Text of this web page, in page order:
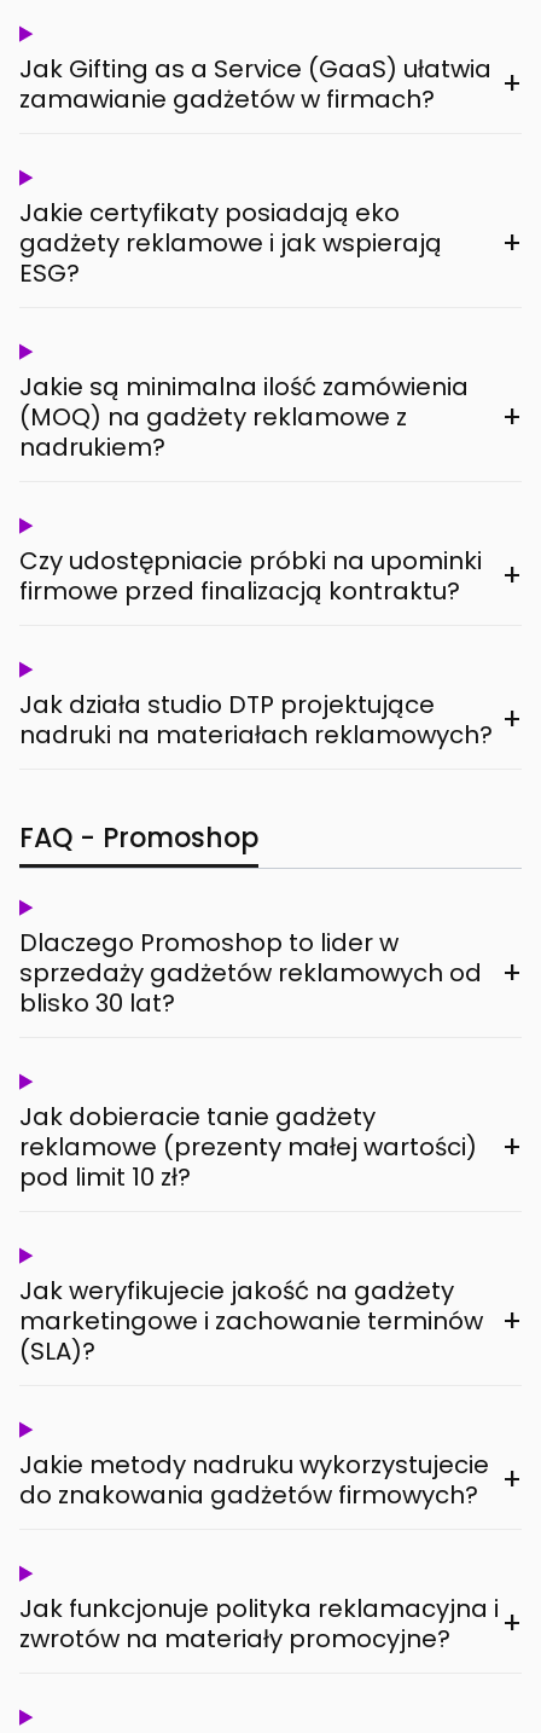
Jak Gifting as a Service (GaaS) ułatwia
zamawianie gadżetów w firmach?
+
Jakie certyfikaty posiadają eko
gadżety reklamowe i jak wspierają
ESG?
+
Jakie są minimalna ilość zamówienia
(MOQ) na gadżety reklamowe z
nadrukiem?
+
Czy udostępniacie próbki na upominki
firmowe przed finalizacją kontraktu?
+
Jak działa studio DTP projektujące
nadruki na materiałach reklamowych? +
FAQ - Promoshop
Dlaczego Promoshop to lider w
sprzedaży gadżetów reklamowych od
blisko 30 lat?
+
Jak dobieracie tanie gadżety
reklamowe (prezenty małej wartości)
pod limit 10 zł?
+
Jak weryfikujecie jakość na gadżety
marketingowe i zachowanie terminów
(SLA)?
+
Jakie metody nadruku wykorzystujecie
do znakowania gadżetów firmowych?
+
Jak funkcjonuje polityka reklamacyjna i
zwrotów na materiały promocyjne?
+